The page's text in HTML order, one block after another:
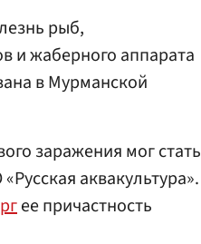
рыб,
и жаберного аппарата
в Мурманской
заражения мог стать
аквакультура».
ее причастность